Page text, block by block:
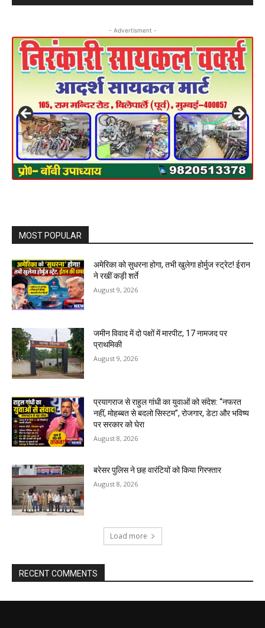
- Advertisment -
MOST POPULAR
अमेरिका को सुधरना होगा, तभी खुलेगा होर्मुज स्ट्रेट! ईरान
ने रखीं कड़ी शर्ते
August 9, 2026
जमीन विवाद में दो पक्षों में मारपीट, 17 नामजद पर
प्राथमिकी
August 9, 2026
प्रयागराज से राहुल गांधी का युवाओं को संदेश: “नफरत
नहीं, मोहब्बत से बदलो सिस्टम”, रोजगार, डेटा और भविष्य
पर सरकार को घेरा
August 8, 2026
बरेसर पुलिस ने छह वारंटियों को किया गिरफ्तार
August 8, 2026
Load more
RECENT COMMENTS